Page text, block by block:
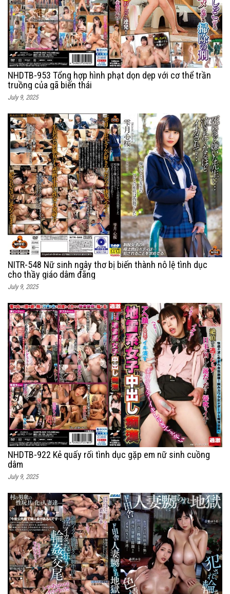
NHDTB-953 Tổng hợp hình phạt dọn dẹp với cơ thể trần
truồng của gã biến thái
July 9, 2025
NITR-548 Nữ sinh ngây thơ bị biến thành nô lệ tình dục
cho thầy giáo dâm đãng
July 9, 2025
NHDTB-922 Kẻ quấy rối tình dục gặp em nữ sinh cuồng
dâm
July 9, 2025